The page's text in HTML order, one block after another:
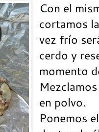
Con el
cortamos
vez frío
cerdo y
momento
en polvo.
Ponemos